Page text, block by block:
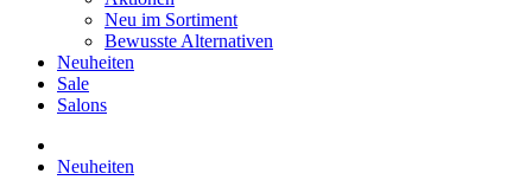
Neu im Sortiment
Bewusste Alternativen
Neuheiten
Sale
Salons
Neuheiten